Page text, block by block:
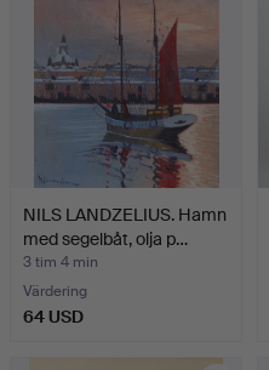
NILS LANDZELIUS. Hamn
med segelbåt, olja p…
3 tim 4 min
Värdering
64 USD